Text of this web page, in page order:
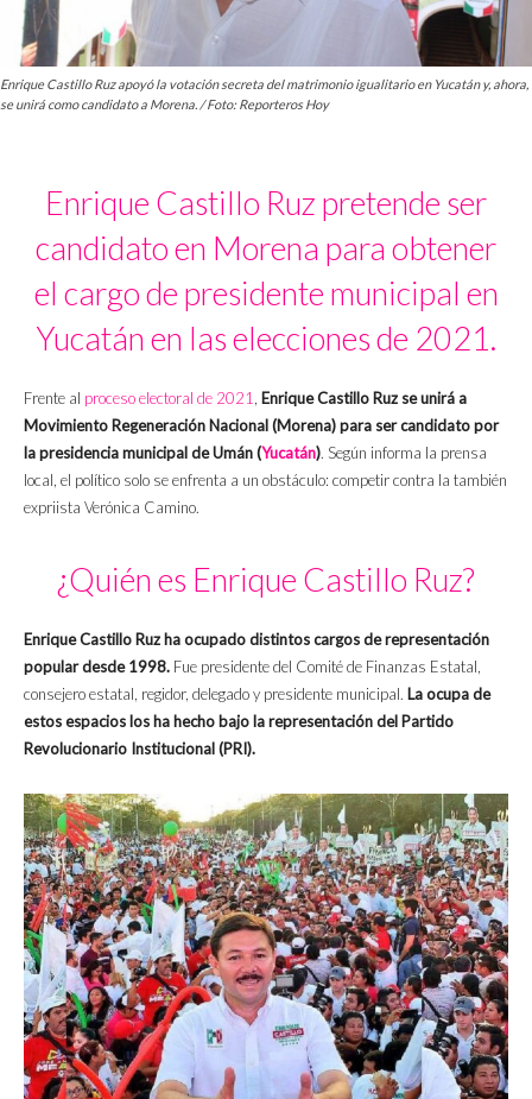
Enrique Castillo Ruz apoyó la votación secreta del matrimonio igualitario en Yucatán y, ahora,
se unirá como candidato a Morena. / Foto: Reporteros Hoy
Enrique Castillo Ruz pretende ser
candidato en Morena para obtener
el cargo de presidente municipal en
Yucatán en las elecciones de 2021.
Frente al proceso electoral de 2021, Enrique Castillo Ruz se unirá a
Movimiento Regeneración Nacional (Morena) para ser candidato por
la presidencia municipal de Umán (Yucatán). Según informa la prensa
local, el político solo se enfrenta a un obstáculo: competir contra la también
expriista Verónica Camino.
¿Quién es Enrique Castillo Ruz?
Enrique Castillo Ruz ha ocupado distintos cargos de representación
popular desde 1998. Fue presidente del Comité de Finanzas Estatal,
consejero estatal, regidor, delegado y presidente municipal. La ocupa de
estos espacios los ha hecho bajo la representación del Partido
Revolucionario Institucional (PRI).